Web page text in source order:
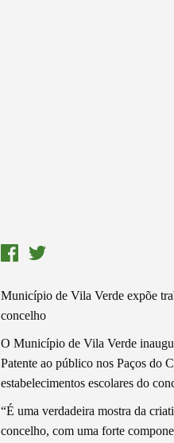
Município de Vila Verde expõe
concelho
O Município de Vila Verde
Patente ao público nos Paços do
estabelecimentos escolares do
“É uma verdadeira mostra da
concelho, com uma forte